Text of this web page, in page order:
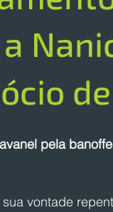
pela
vontade